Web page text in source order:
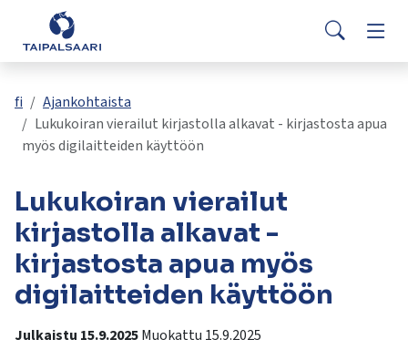
Siirry pääsisältöön
Palaute
Yhteystiedot
Valitse
oleva
tulos
ylös-
alasnuolilla.
Siirry
valittuun
hakutulokseen
painamalla
enteriä.
Kosketuslaitteiden
Asuminen ja rakentaminen
Opetus ja kasvatus
Hyvinvointi ja terveys
Kulttuuri ja vapaa-aika
Kunta ja päätöksenteko
Työ ja yrittäminen
fi
Ajankohtaista
Lukukoiran vierailut kirjastolla alkavat - kirjastosta apua
myös digilaitteiden käyttöön
Lukukoiran vierailut
kirjastolla alkavat -
kirjastosta apua myös
digilaitteiden käyttöön
Julkaistu 15.9.2025Muokattu 15.9.2025